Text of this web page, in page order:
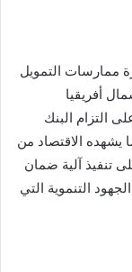
ممارسات التمويل
أفريقيا
التزام البنك
يشهده الاقتصاد من
تنفيذ آلية ضمان
التنموية التي